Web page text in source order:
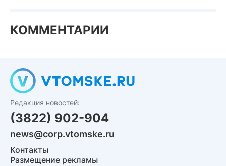
КОММЕНТАРИИ
Редакция новостей:
(3822) 902-904
news@corp.vtomske.ru
Контакты
Размещение рекламы